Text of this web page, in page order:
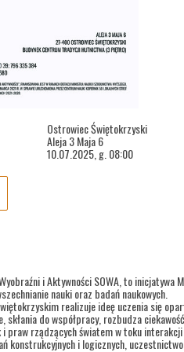
Ostrowiec Świętokrzyski
Aleja 3 Maja 6
10.07.2025, g. 08:00
i Aktywności SOWA, to inicjatywa
nauki oraz badań naukowych.
realizuje ideę uczenia się
skłania do współpracy, rozbudza
praw rządzących światem w toku
konstrukcyjnych i logicznych,